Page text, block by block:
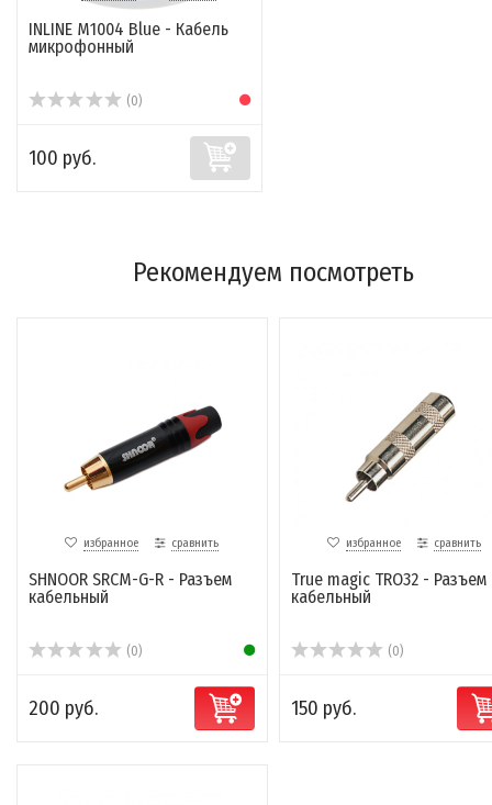
INLINE M1004 Blue - Кабель
микрофонный
(0)
100 руб.
Рекомендуем посмотреть
избранное сравнить
SHNOOR SRCM-G-R - Разъем
кабельный
(0)
200 руб.
избранное сравнить
True magic TRO32 - Разъем
кабельный
(0)
150 руб.